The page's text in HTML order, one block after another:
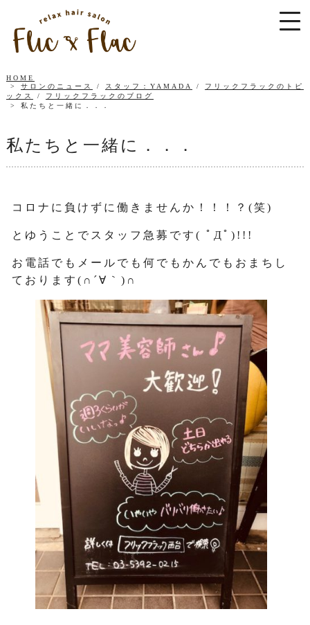
HOME
サロンのニュース
/ スタッフ：YAMADA / フリックフラックのトピ
ックス
/ フリックフラックのブログ
私たちと一緒に．．．
私たちと一緒に．．．
コロナに負けずに働きませんか！！！？(笑)
とゆうことでスタッフ急募です( ﾟДﾟ)!!!
お電話でもメールでも何でもかんでもおまちし
ております(∩´∀｀)∩